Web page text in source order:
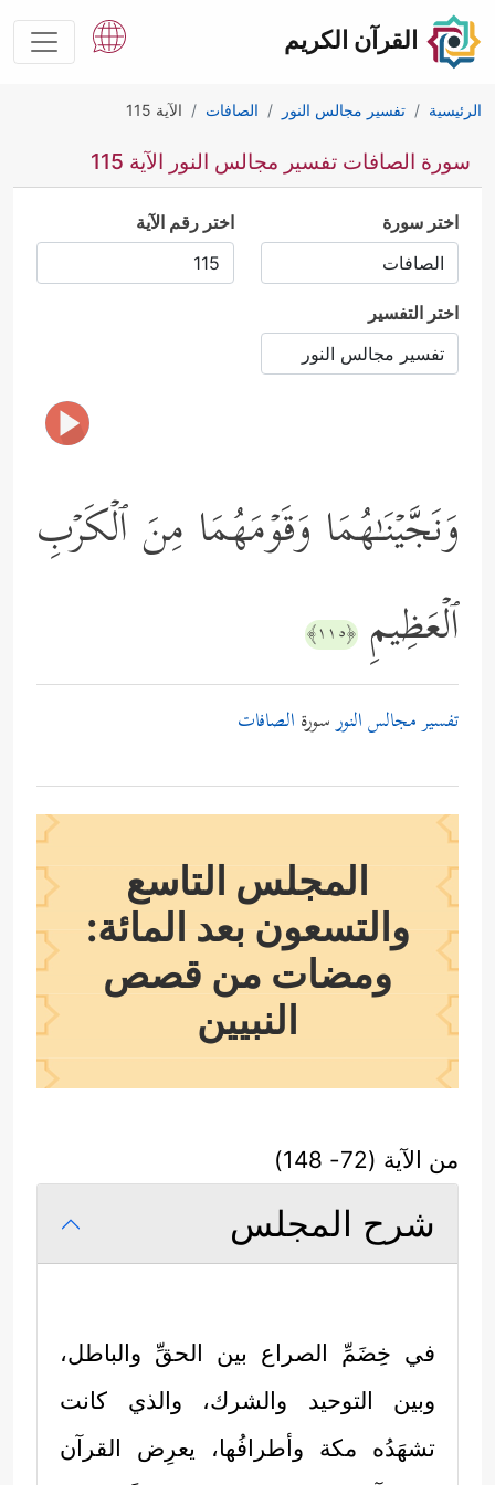
القرآن الكريم
الرئيسية تفسير مجالس النور الصافات الآية 115
سورة الصافات تفسير مجالس النور الآية 115
اختر سورة اختر رقم الآية
اختر التفسير
وَنَجَّیۡنَـٰهُمَا وَقَوۡمَهُمَا مِنَ ٱلۡكَرۡبِ
ٱلۡعَظِیمِ ﴿١١٥﴾
تفسير مجالس النورسورة الصافات
المجلس التاسع
والتسعون بعد المائة:
ومضات من قصص
النبيين
من الآية (72- 148)
شرح المجلس
في خِضَمِّ الصراع بين الحقِّ والباطل،
وبين التوحيد والشرك، والذي كانت
تشهَدُه مكة وأطرافُها، يعرِض القرآن